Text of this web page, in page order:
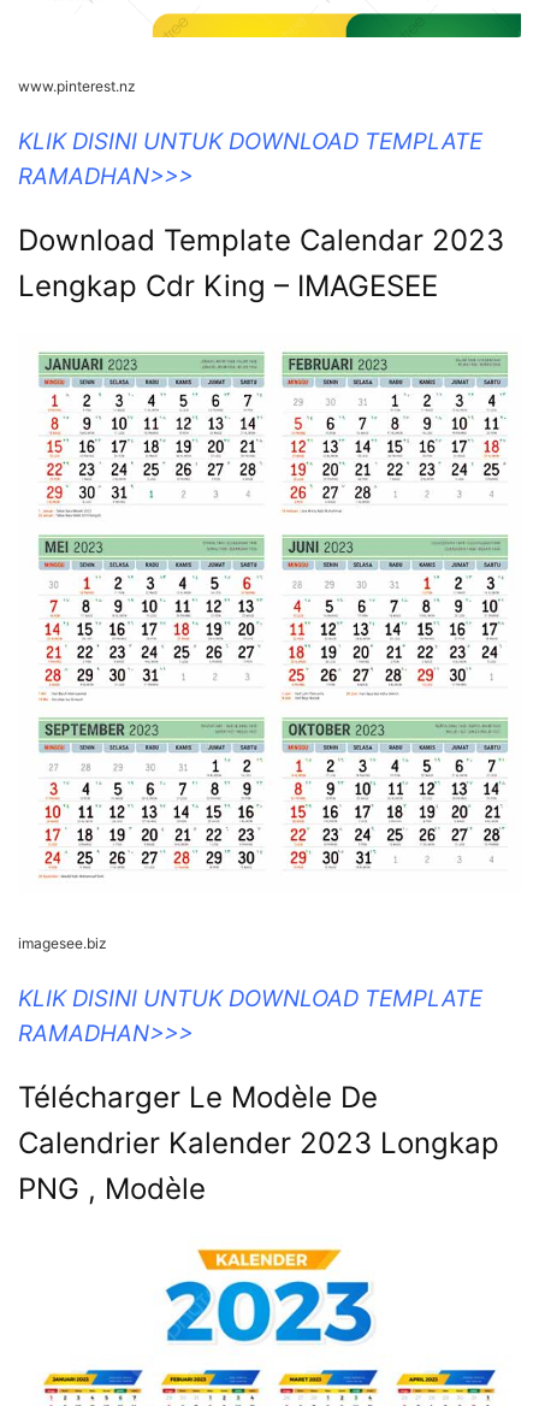
www.pinterest.nz
KLIK DISINI UNTUK DOWNLOAD TEMPLATE
RAMADHAN>>>
Download Template Calendar 2023
Lengkap Cdr King – IMAGESEE
imagesee.biz
KLIK DISINI UNTUK DOWNLOAD TEMPLATE
RAMADHAN>>>
Télécharger Le Modèle De
Calendrier Kalender 2023 Longkap
PNG , Modèle